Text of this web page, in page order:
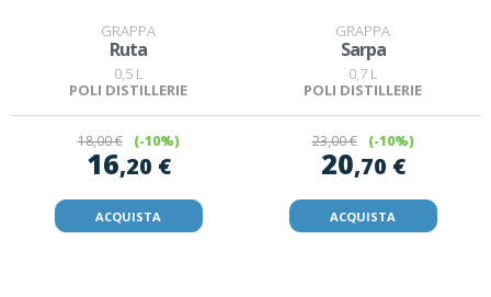
GRAPPA
Ruta
0,5 L
POLI DISTILLERIE
18,00 € (-10%)
16,20 €
ACQUISTA
GRAPPA
Sarpa
0,7 L
POLI DISTILLERIE
23,00 € (-10%)
20,70 €
ACQUISTA